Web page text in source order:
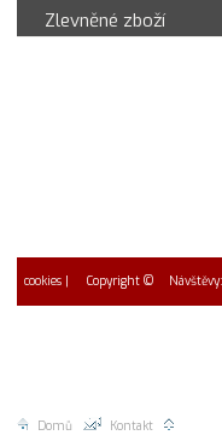
Zlevněné zboží
cookies | Copyright ©
Kontakt |
Domů |